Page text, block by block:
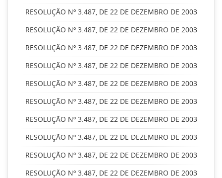
RESOLUÇÃO Nº 3.487, DE 22 DE DEZEMBRO DE 2003
RESOLUÇÃO Nº 3.487, DE 22 DE DEZEMBRO DE 2003
RESOLUÇÃO Nº 3.487, DE 22 DE DEZEMBRO DE 2003
RESOLUÇÃO Nº 3.487, DE 22 DE DEZEMBRO DE 2003
RESOLUÇÃO Nº 3.487, DE 22 DE DEZEMBRO DE 2003
RESOLUÇÃO Nº 3.487, DE 22 DE DEZEMBRO DE 2003
RESOLUÇÃO Nº 3.487, DE 22 DE DEZEMBRO DE 2003
RESOLUÇÃO Nº 3.487, DE 22 DE DEZEMBRO DE 2003
RESOLUÇÃO Nº 3.487, DE 22 DE DEZEMBRO DE 2003
RESOLUÇÃO Nº 3.487, DE 22 DE DEZEMBRO DE 2003